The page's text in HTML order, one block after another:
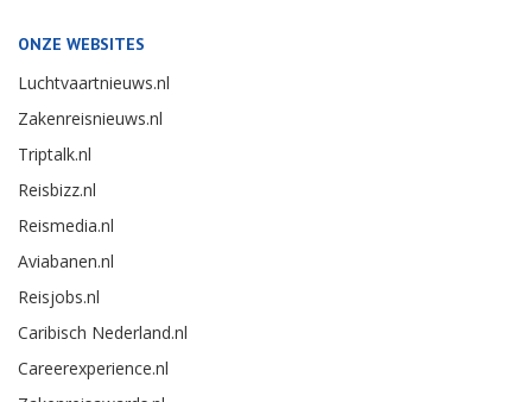
ONZE WEBSITES
Luchtvaartnieuws.nl
Zakenreisnieuws.nl
Triptalk.nl
Reisbizz.nl
Reismedia.nl
Aviabanen.nl
Reisjobs.nl
Caribisch Nederland.nl
Careerexperience.nl